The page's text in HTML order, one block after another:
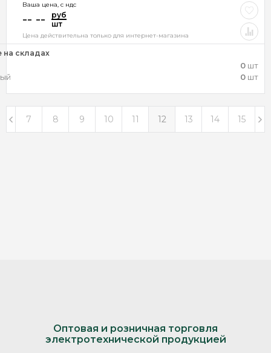
Ваша цена, c ндс
-- --
руб
шт
Цена действительна только для интернет-магазина
на складах
0 шт
0 шт
7 8 9 10 11 12 13 14 15
Оптовая и розничная торговля
электротехнической продукцией